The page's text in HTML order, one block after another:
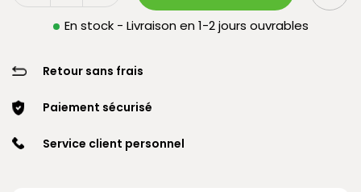
En stock - Livraison en 1-2 jours ouvrables
Retour sans frais
Paiement sécurisé
Service client personnel